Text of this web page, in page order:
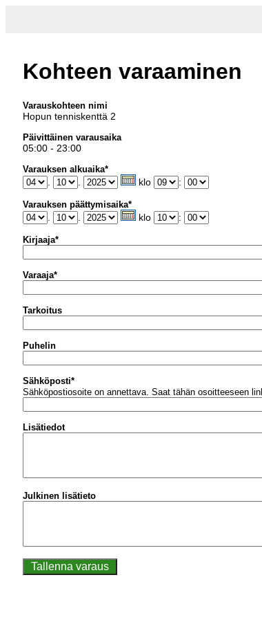
Kohteen varaaminen
Varauskohteen nimi
Hopun tenniskenttä 2
Päivittäinen varausaika
05:00 - 23:00
Varauksen alkuaika*
klo :
Varauksen päättymisaika*
klo :
Kirjaaja*
Varaaja*
Tarkoitus
Puhelin
Sähköposti*
Sähköpostiosoite on annettava. Saat tähän osoitteeseen
Lisätiedot
Julkinen lisätieto